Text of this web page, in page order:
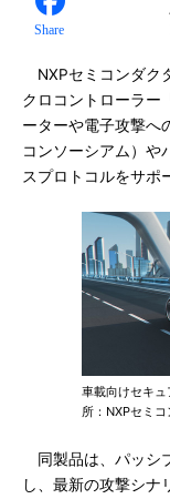
Share
NXPセミコンダク
クロコントローラー
ーターや電子攻撃へ
コンソーシアム）や
スプロトコルをサポ
車載向けセキ
所：NXPセミ
同製品は、パッシ
し、最新の攻撃シナ